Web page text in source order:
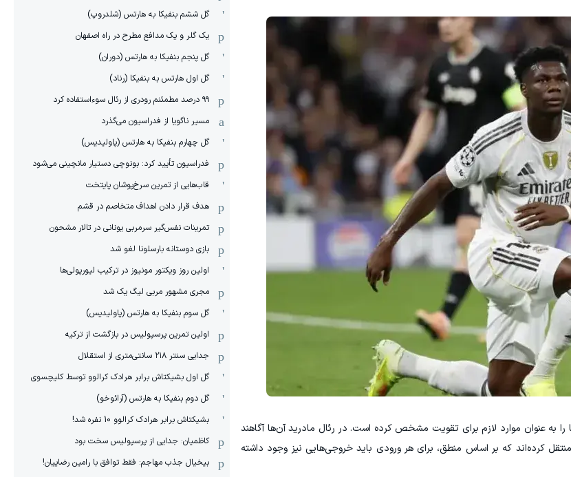
به عنوان موارد لازم برای تقویت مشخص کرده است. در رئال مادرید آن‌ها آگاهند
کرده‌اند که بر اساس منطق، برای هر ورودی باید خروجی‌هایی نیز وجود داشته
گل ششم بنفیکا به هارتس (شلدروپ)
یک گلر و یک مدافع مطرح در راه اصفهان
گل پنجم بنفیکا به هارتس (دوران)
گل اول هارتس به بنفیکا (رناد)
۹۹ درصد مطمئنم رودری از رئال سوءاستفاده کرد
مسیر ناگویا از فدراسیون می‌گذرد
گل چهارم بنفیکا به هارتس (پاولیدیس)
فدراسیون تأیید کرد: بونوچی دستیار مانچینی می‌شود
قاب‌هایی از تمرین سرخ‌پوشان پایتخت
هدف قرار دادن اهداف متخاصم در قشم
‏تمرینات نفس‌گیر سرمربی یونانی در تالار مشحون
بازی دوستانه بارسلونا لغو شد
اولین روز ویکتور مونیوز در ترکیب لیورپولی‌ها
مجری مشهور مربی لیگ یک شد
گل سوم بنفیکا به هارتس (پاولیدیس)
اولین تمرین پرسپولیس در بازگشت از ترکیه
جدایی سنتر ۲۱۸ سانتی‌متری از استقلال
گل اول بشیکتاش برابر هرادک کرالوو توسط کلیچسوی
گل دوم بنفیکا به هارتس (آرائوخو)
بشیکتاش برابر هرادک کرالوو 10 نفره شد!
کاظمیان: جدایی از پرسپولیس سخت بود
بیخیال جذب مهاجم: فقط توافق با رامین رضاییان!